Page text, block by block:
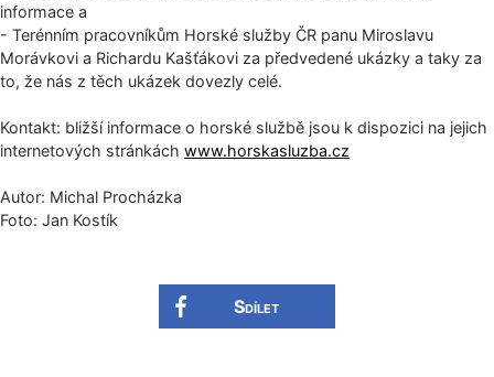
informace a
- Terénním pracovníkům Horské služby ČR panu Miroslavu
Morávkovi a Richardu Kašťákovi za předvedené ukázky a taky za
to, že nás z těch ukázek dovezly celé.
Kontakt: bližší informace o horské službě jsou k dispozici na jejich
internetových stránkách www.horskasluzba.cz
Autor: Michal Procházka
Foto: Jan Kostík
Sdílet